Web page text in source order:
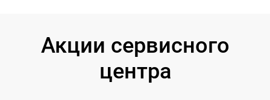
Акции сервисного
центра